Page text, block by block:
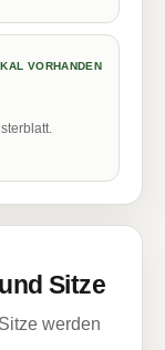
VORHANDEN
Sitze
werden